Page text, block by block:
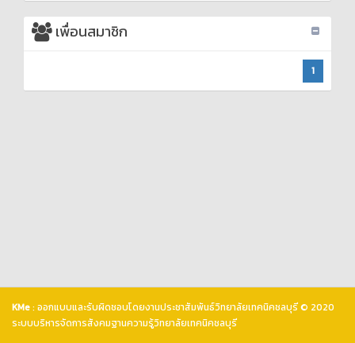
เพื่อนสมาชิก
1
KMe: ออกแบบและรับผิดชอบโดยงานประชาสัมพันธ์วิทยาลัยเทคนิคชลบุรี © 2020
ระบบบริหารจัดการสังคมฐานความรู้วิทยาลัยเทคนิคชลบุรี